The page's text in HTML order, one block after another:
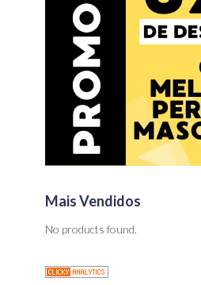
Mais Vendidos
No products found.